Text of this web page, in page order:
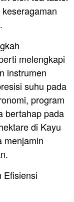
melengkapi
instrumen
suhu pada
program
bertahap pada
di Kayu
menjamin
Efisiensi